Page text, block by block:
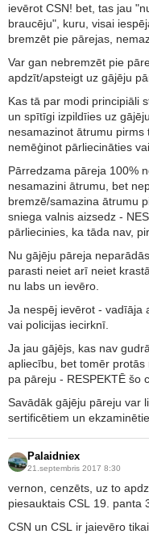
ievērot CSN! bet, tas jau
braucēju", kuru, visai
bremzēt pie pārejas,
Var gan nebremzēt pie
apdzīt/apsteigt uz gājēju
Kas tā par modi principiāli
un spītīgi izpildīies uz
nesamazinot ātrumu
nemēģinot pārliecināties
Pārredzama pāreja 100%
nesamazini ātrumu, bet
bremzē/samazina ātrumu
sniega valnis aizsedz -
pārliecinies, ka tāda nav,
Nu gājēju pāreja
parasti neiet arī neiet
nu labs un ievēro.
Ja nespēj ievērot - vadīāja
vai policijas iecirknī.
Ja jau gājējs, kas nav
apliecību, bet tomēr
pa pāreju - RESPEKTĒ šo
Savādāk gājēju pāreju var
sertificētiem un
Palaidniex
21.septembris 2017 8:30
vernon, cenzēts, uz to
piesauktais CSL 19. panta
CSN un CSL ir jaievēro